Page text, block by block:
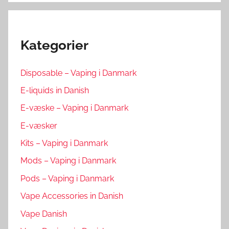
Kategorier
Disposable – Vaping i Danmark
E-liquids in Danish
E-væske – Vaping i Danmark
E-væsker
Kits – Vaping i Danmark
Mods – Vaping i Danmark
Pods – Vaping i Danmark
Vape Accessories in Danish
Vape Danish